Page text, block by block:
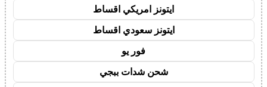
ايتونز امريكي اقساط
ايتونز سعودي اقساط
فور يو
شحن شدات ببجي